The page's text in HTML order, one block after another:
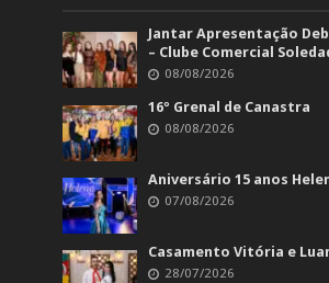
Jantar Apresentação
– Clube Comercial
08/08/2026
16º Grenal de Canastra
08/08/2026
Aniversário 15 anos
07/08/2026
Casamento Vitória e
28/07/2026